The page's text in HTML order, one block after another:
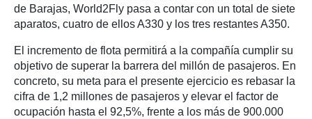
de Barajas, World2Fly pasa a contar con un total de siete
aparatos, cuatro de ellos A330 y los tres restantes A350.
El incremento de flota permitirá a la compañía cumplir su
objetivo de superar la barrera del millón de pasajeros. En
concreto, su meta para el presente ejercicio es rebasar la
cifra de 1,2 millones de pasajeros y elevar el factor de
ocupación hasta el 92,5%, frente a los más de 900.000